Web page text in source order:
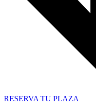
RESERVA TU PLAZA